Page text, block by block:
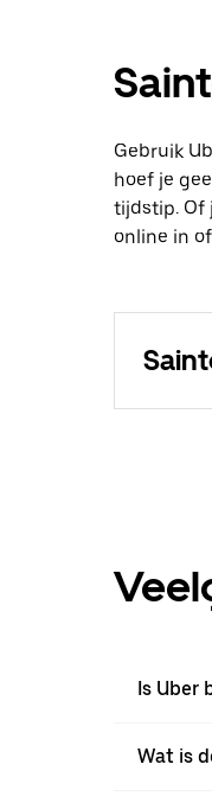
Gebruik
hoef je
tijdstip. Of
online in
Is Uber
Wat is